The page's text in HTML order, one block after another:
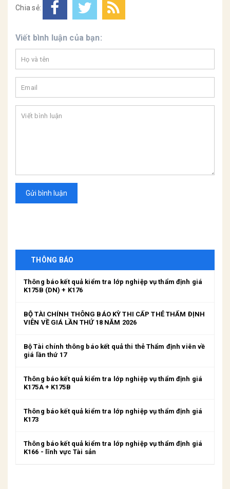
Chia sẻ:
Viết bình luận của bạn:
Gửi bình luận
THÔNG BÁO
Thông báo kết quả kiểm tra lớp nghiệp vụ thẩm định giá
K175B (DN) + K176
BỘ TÀI CHÍNH THÔNG BÁO KỲ THI CẤP THẺ THẨM ĐỊNH
VIÊN VỀ GIÁ LẦN THỨ 18 NĂM 2026
Bộ Tài chính thông báo kết quả thi thẻ Thẩm định viên về
giá lần thứ 17
Thông báo kết quả kiểm tra lớp nghiệp vụ thẩm định giá
K175A + K175B
Thông báo kết quả kiểm tra lớp nghiệp vụ thẩm định giá
K173
Thông báo kết quả kiểm tra lớp nghiệp vụ thẩm định giá
K166 - lĩnh vực Tài sản